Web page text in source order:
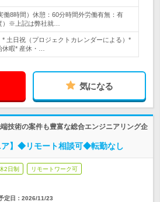
働8時間）休憩：60分時間外労働有無：有
）※上記は弊社就…
* 土日祝（プロジェクトカレンダーによる）*
休暇* 産休・…
気になる
技術の案件も豊富な総合エンジニアリング企
ア】◆リモート相談可◆転勤なし
2日制 リモートワーク可
定日： 2026/11/23